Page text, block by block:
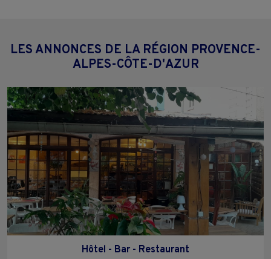
LES ANNONCES DE LA RÉGION PROVENCE-
ALPES-CÔTE-D'AZUR
Hôtel - Bar - Restaurant